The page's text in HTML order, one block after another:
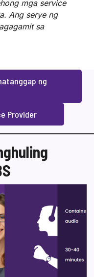
mga service
Ang serye ng
sa
ng
Provider